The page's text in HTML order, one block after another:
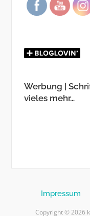
Werbung |
vieles mehr…
Impressum
Copyright © 2026